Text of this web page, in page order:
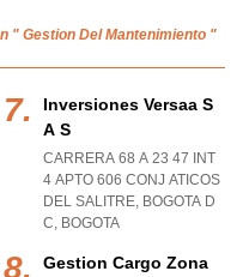
" Gestion Del Mantenimiento "
Inversiones Versaa S
A S
CARRERA 68 A 23 47 INT
4 APTO 606 CONJ ATICOS
DEL SALITRE, BOGOTA D
C, BOGOTA
Gestion Cargo Zona